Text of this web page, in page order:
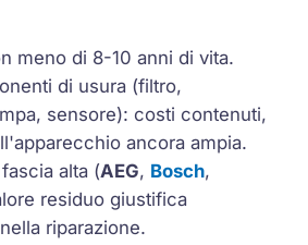
meno di 8-10 anni di vita.
di usura (filtro,
sensore): costi contenuti,
ancora ampia.
alta (AEG, Bosch,
residuo giustifica
riparazione.